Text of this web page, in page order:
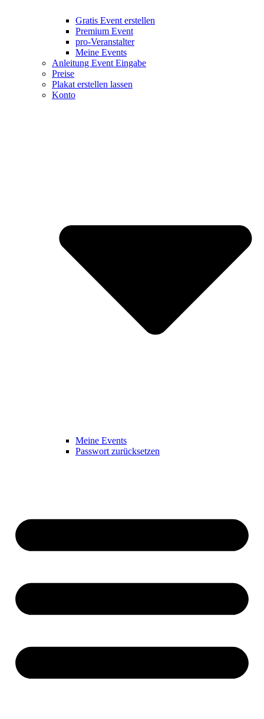
Gratis Event erstellen
Premium Event
pro-Veranstalter
Meine Events
Anleitung Event Eingabe
Preise
Plakat erstellen lassen
Konto
Meine Events
Passwort zurücksetzen